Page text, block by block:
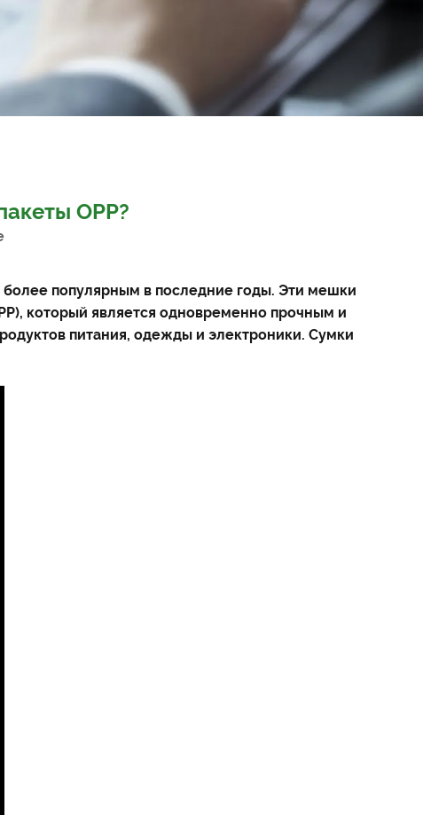
OPP?
более популярным в последние годы. Эти мешки
который является одновременно прочным и
питания, одежды и электроники. Сумки